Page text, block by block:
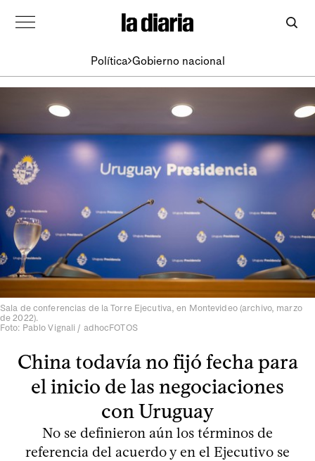
Política Gobierno nacional
Sala de conferencias de la Torre Ejecutiva, en Montevideo (archivo, marzo
de 2022).
Foto: Pablo Vignali / adhocFOTOS
China todavía no fijó fecha para
el inicio de las negociaciones
con Uruguay
No se definieron aún los términos de
referencia del acuerdo y en el Ejecutivo se